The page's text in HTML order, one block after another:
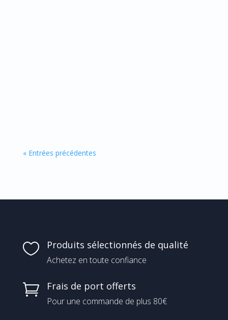
« Entrées précédentes
 Produits sélectionnés de qualité
Achetez en toute confiance
 Frais de port offerts
Pour une commande de plus 80€